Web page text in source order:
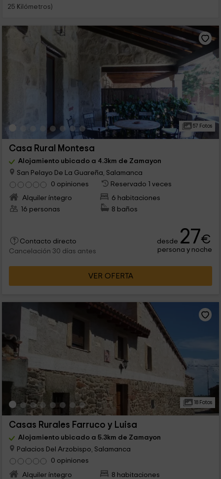
25 Kilómetros)
57 Fotos
Casa Rural Montesa
Alojamiento ubicado a 4.3km de Zamayon
San Pelayo De La Guareña, Salamanca
0 opiniones
Reservado 1 veces
Alquiler íntegro
6 habitaciones
16 personas
8 baños
Contacto directo
Cancelación 30 días antes
desde 27€
persona y noche
VER OFERTA
18 Fotos
Casas Rurales Farruco y Luisa
Alojamiento ubicado a 5.3km de Zamayon
Palacios Del Arzobispo, Salamanca
0 opiniones
Alquiler íntegro
8 habitaciones